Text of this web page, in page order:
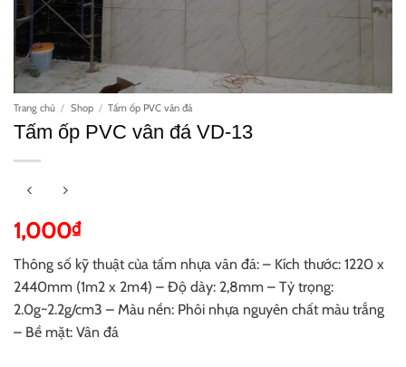
Trang chủ / Shop / Tấm ốp PVC vân đá
Tấm ốp PVC vân đá VD-13
1,000₫
Thông số kỹ thuật của tấm nhựa vân đá: – Kích thước: 1220 x
2440mm (1m2 x 2m4) – Độ dày: 2,8mm – Tỷ trọng:
2.0g~2.2g/cm3 – Màu nền: Phôi nhựa nguyên chất màu trắng
– Bề mặt: Vân đá